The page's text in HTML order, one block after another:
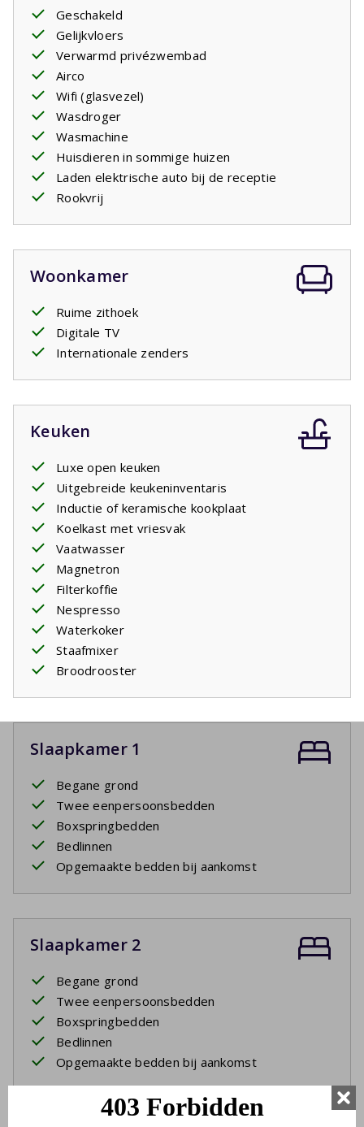
ruime badkamer is een
terras heeft u zicht op het
Uw verblijf is inclusief opgemaakte bedden.
Privézwembad open: 18/4/2026 - 26/9/2026
Geschakeld
Gelijkvloers
Verwarmd privézwembad
Airco
Wifi (glasvezel)
Wasdroger
Wasmachine
Huisdieren in sommige huizen
Laden elektrische auto bij de receptie
Rookvrij
Woonkamer
Ruime zithoek
Digitale TV
Internationale zenders
Keuken
Luxe open keuken
Uitgebreide keukeninventaris
Inductie of keramische kookplaat
Koelkast met vriesvak
Vaatwasser
Magnetron
Filterkoffie
Nespresso
Waterkoker
Staafmixer
Broodrooster
Slaapkamer 1
Begane grond
Twee eenpersoonsbedden
Boxspringbedden
Bedlinnen
Opgemaakte bedden bij aankomst
Slaapkamer 2
Begane grond
Twee eenpersoonsbedden
Boxspringbedden
Bedlinnen
Opgemaakte bedden bij aankomst